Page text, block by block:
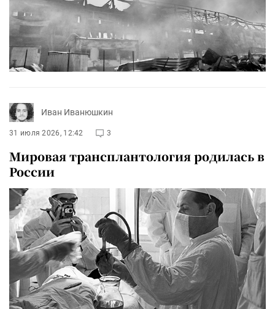
Иван Иванюшкин
31 июля 2026, 12:42 3
Мировая трансплантология родилась в
России